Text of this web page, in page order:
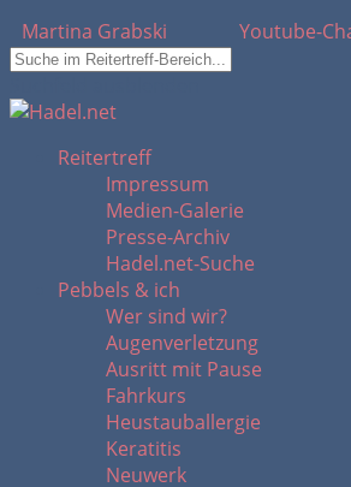
Martina Grabski
Youtube-
Reitertreff
Impressum
Medien-Galerie
Presse-Archiv
Hadel.net-Suche
Pebbels & ich
Wer sind wir?
Augenverletzung
Ausritt mit Pause
Fahrkurs
Heustauballergie
Keratitis
Neuwerk